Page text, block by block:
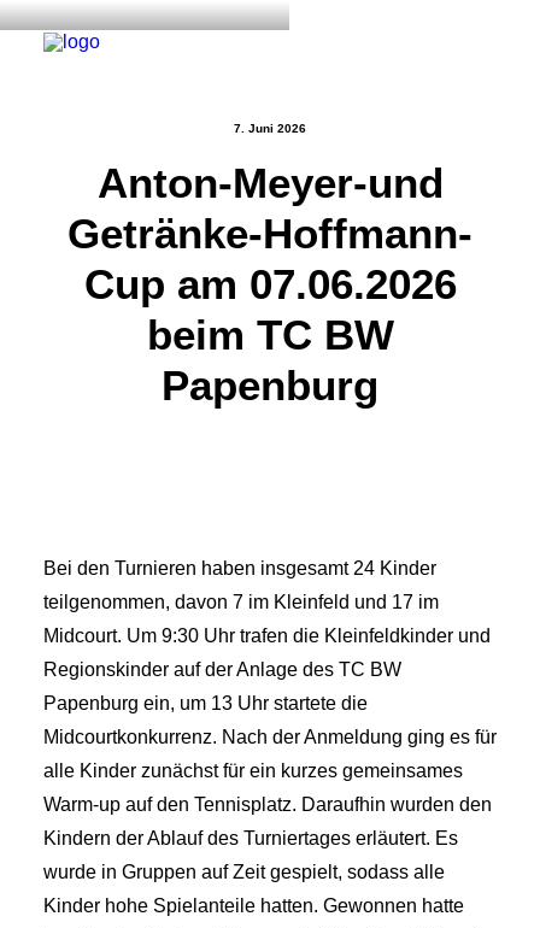
Aktuelles
Tennisanlage & Clubheim
7. Juni 2026
Anton-Meyer-und
Getränke-Hoffmann-
Cup am 07.06.2026
beim TC BW
Papenburg
Bei den Turnieren haben insgesamt 24 Kinder
teilgenommen, davon 7 im Kleinfeld und 17 im
Midcourt. Um 9:30 Uhr trafen die Kleinfeldkinder und
Regionskinder auf der Anlage des TC BW
Papenburg ein, um 13 Uhr startete die
Midcourtkonkurrenz. Nach der Anmeldung ging es für
alle Kinder zunächst für ein kurzes gemeinsames
Warm-up auf den Tennisplatz. Daraufhin wurden den
Kindern der Ablauf des Turniertages erläutert. Es
wurde in Gruppen auf Zeit gespielt, sodass alle
Kinder hohe Spielanteile hatten. Gewonnen hatte